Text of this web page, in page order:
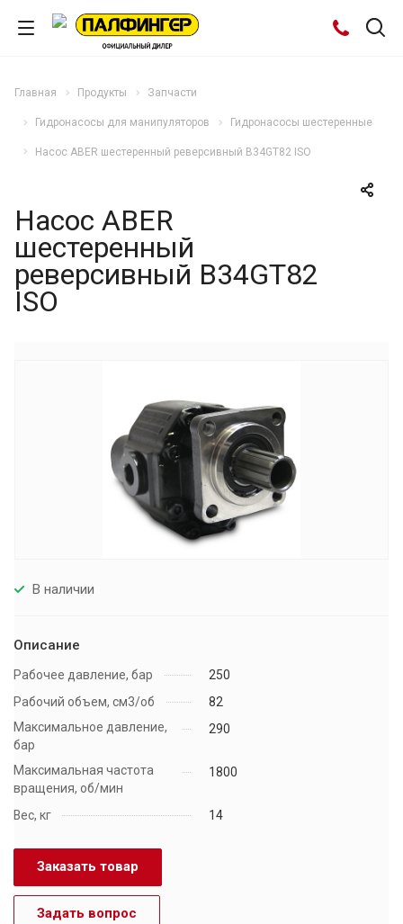
Главная Продукты Запчасти
Гидронасосы для манипуляторов Гидронасосы шестеренные
Насос ABER шестеренный реверсивный B34GT82 ISO
Насос ABER
шестеренный
реверсивный B34GT82
ISO
В наличии
Описание
Рабочее давление, бар
250
Рабочий объем, см3/об
82
Максимальное давление,
бар
290
Максимальная частота
вращения, об/мин
1800
Вес, кг 14
Заказать товар
Задать вопрос